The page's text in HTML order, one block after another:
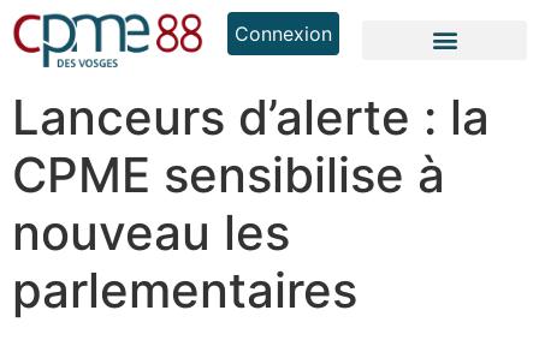
Connexion
Lanceurs d’alerte : la
CPME sensibilise à
nouveau les
parlementaires